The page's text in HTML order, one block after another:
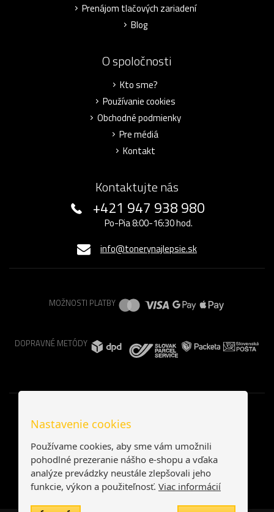
Prenájom tlačových zariadení
Blog
O spoločnosti
Kto sme?
Používanie cookies
Obchodné podmienky
Pre médiá
Kontakt
Kontaktujte nás
+421 947 938 980
Po-Pia 8:00-16:30 hod.
info@tonerynajlepsie.sk
MOŽNOSTI PLATBY
DOPRAVNÉ METÓDY
Nastavenie cookies
Používame cookies, aby sme vám umožnili
pohodlné prezeranie nášho e-shopu a vďaka
analýze prevádzky neustále zlepšovali jeho
funkcie, výkon a použiteľnosť. Viac informácií